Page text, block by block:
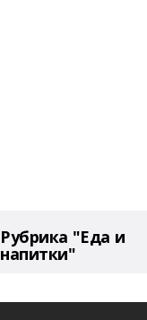
Рубрика "Еда и
напитки"